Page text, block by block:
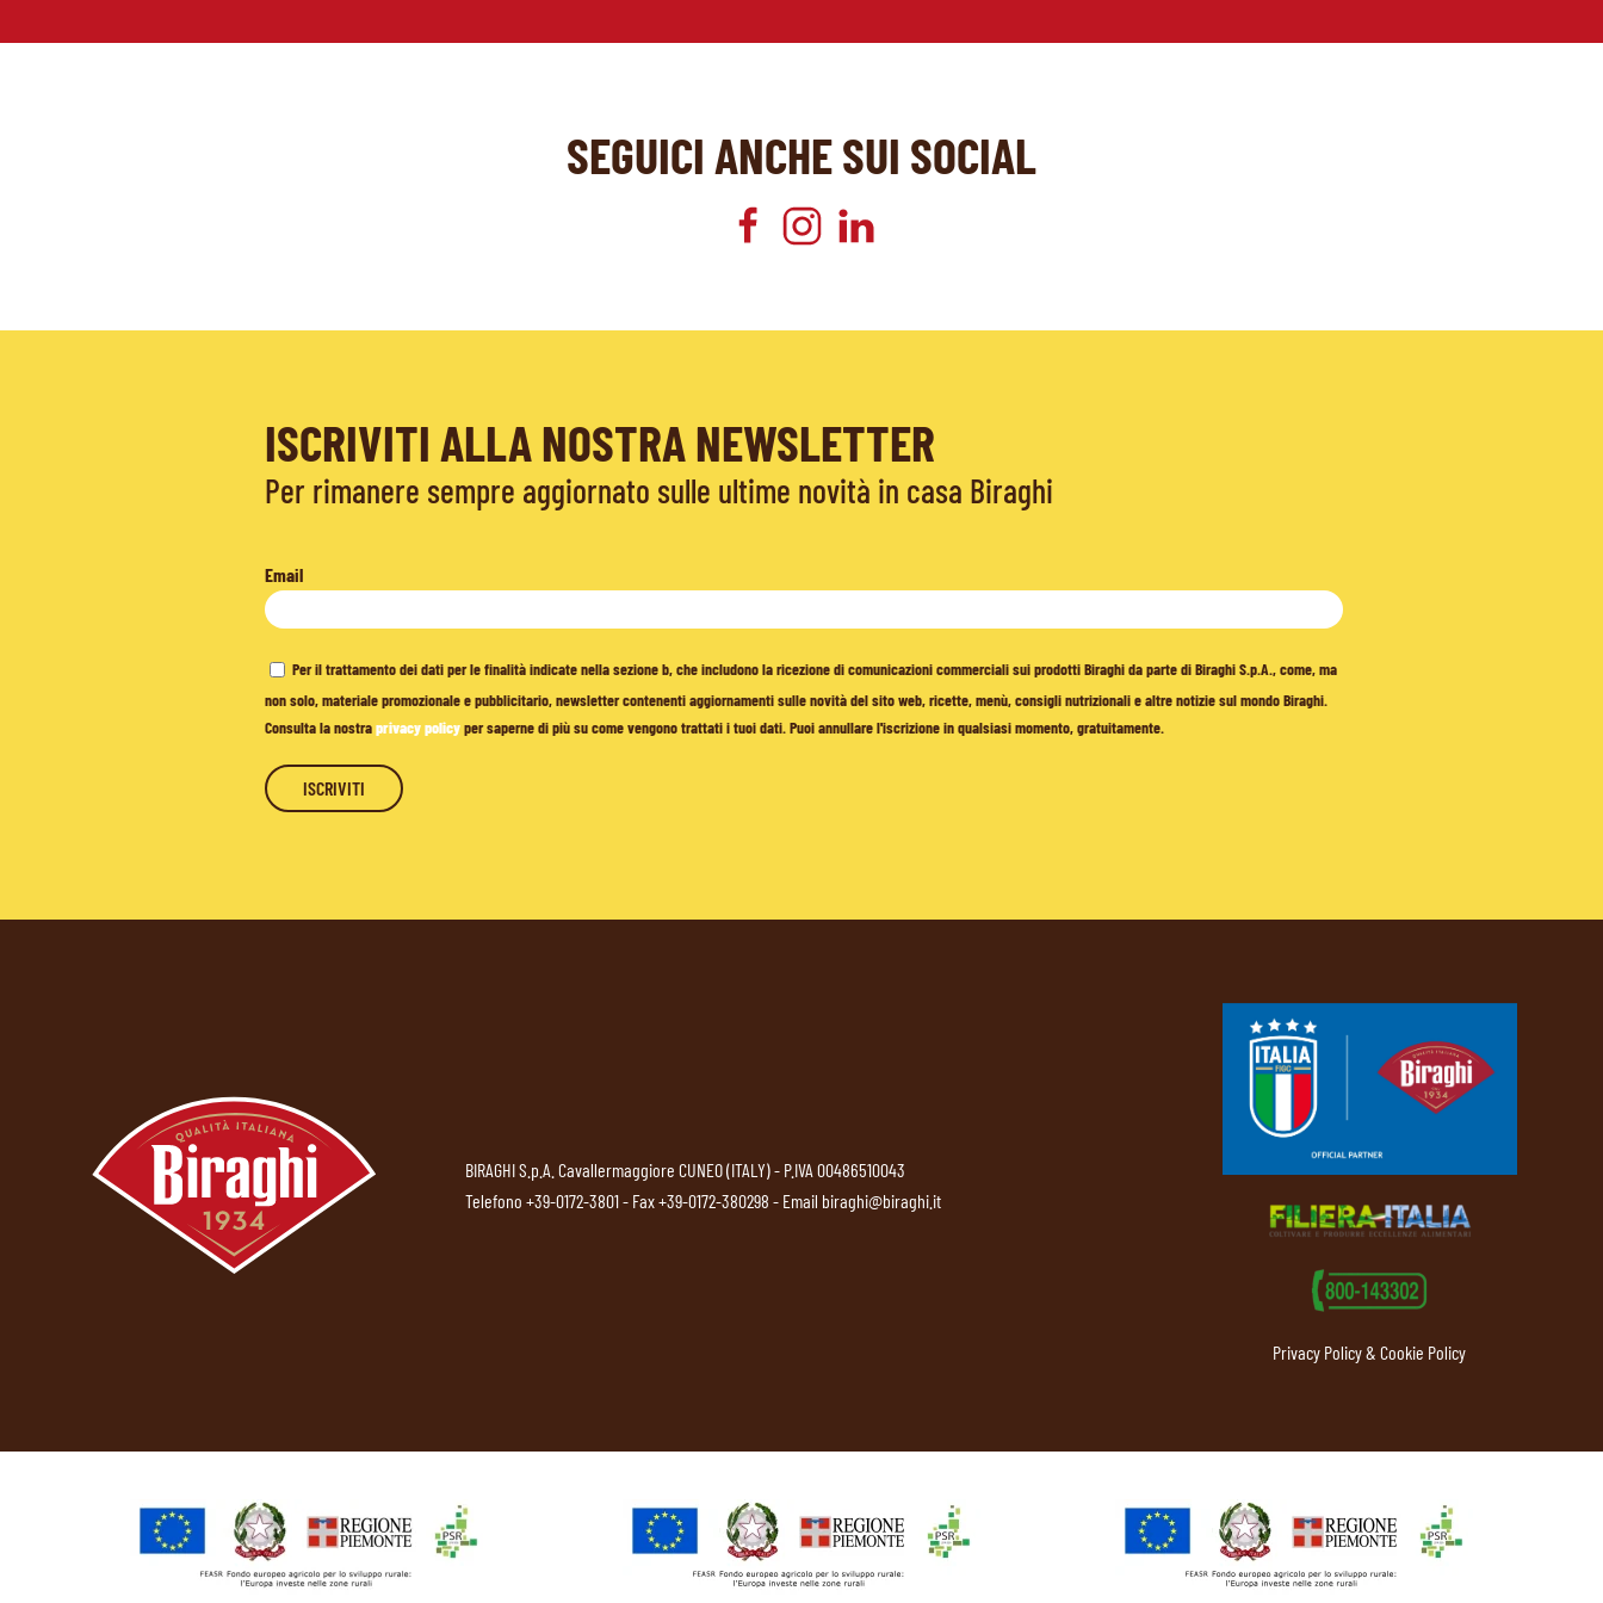
SEGUICI ANCHE SUI SOCIAL
ISCRIVITI ALLA NOSTRA NEWSLETTER
Per rimanere sempre aggiornato sulle ultime novità in casa Biraghi
Email
Per il trattamento dei dati per le finalità indicate nella sezione b, che includono la ricezione di comunicazioni commerciali sui prodotti Biraghi da parte di Biraghi S.p.A., come, ma
non solo, materiale promozionale e pubblicitario, newsletter contenenti aggiornamenti sulle novità del sito web, ricette, menù, consigli nutrizionali e altre notizie sul mondo Biraghi.
Consulta la nostraprivacy policyper saperne di più su come vengono trattati i tuoi dati. Puoi annullare l'iscrizione in qualsiasi momento, gratuitamente.
BIRAGHI S.p.A. Cavallermaggiore CUNEO (ITALY) - P.IVA 00486510043
Telefono +39-0172-3801- Fax +39-0172-380298 - Email biraghi@biraghi.it
Privacy Policy & Cookie Policy